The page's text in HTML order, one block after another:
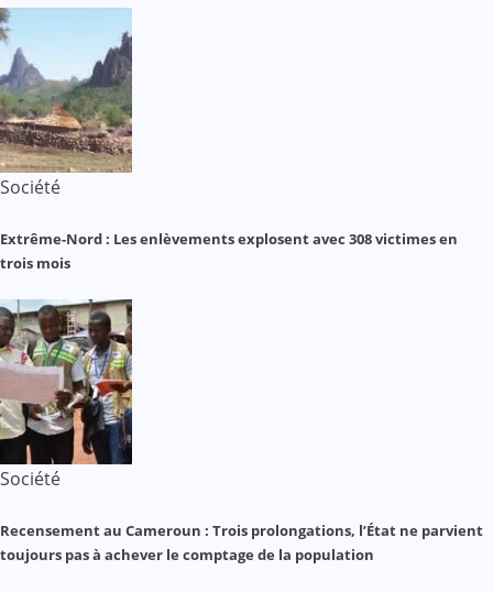
Société
Extrême-Nord : Les enlèvements explosent avec 308 victimes en
trois mois
Société
Recensement au Cameroun : Trois prolongations, l’État ne parvient
toujours pas à achever le comptage de la population